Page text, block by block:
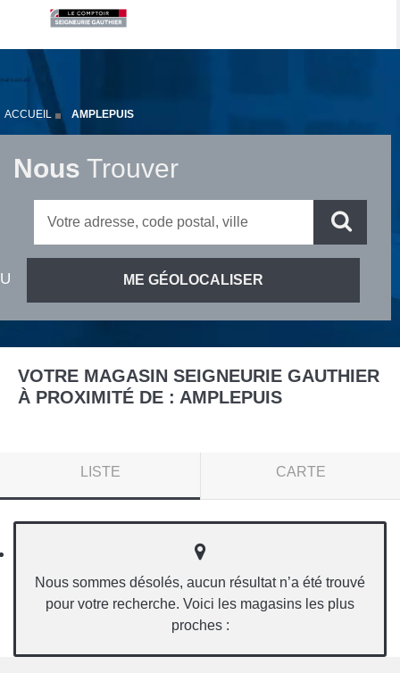
ACCUEIL AMPLEPUIS
Nous Trouver
VOTRE MAGASIN SEIGNEURIE GAUTHIER
À PROXIMITÉ DE : AMPLEPUIS
LISTE CARTE
Nous sommes désolés, aucun résultat n’a été trouvé
pour votre recherche. Voici les magasins les plus
proches :